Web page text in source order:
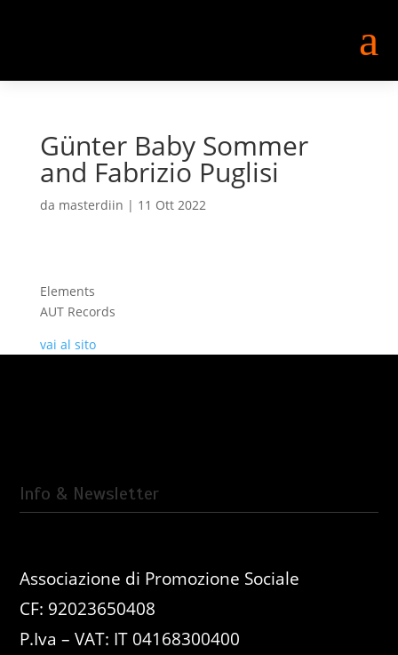
a
Günter Baby Sommer
and Fabrizio Puglisi
da masterdiin | 11 Ott 2022
Elements
AUT Records
vai al sito
Info & Newsletter
Associazione di Promozione Sociale
CF: 92023650408
P.Iva – VAT: IT 04168300400